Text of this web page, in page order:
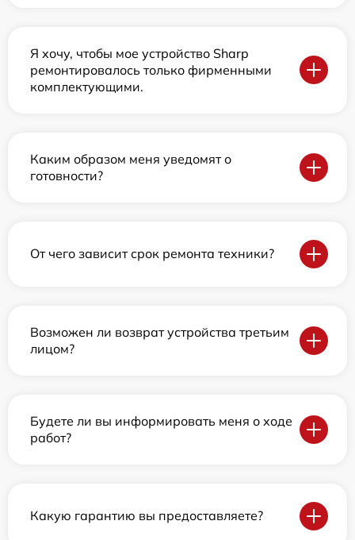
Я хочу, чтобы мое устройство Sharp
ремонтировалось только фирменными
комплектующими.
Каким образом меня уведомят о
готовности?
От чего зависит срок ремонта техники?
Возможен ли возврат устройства третьим
лицом?
Будете ли вы информировать меня о ходе
работ?
Какую гарантию вы предоставляете?